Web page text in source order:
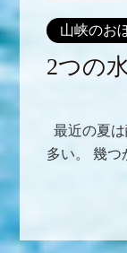
山峡のお
2つの
最近の夏
多い。 幾つ